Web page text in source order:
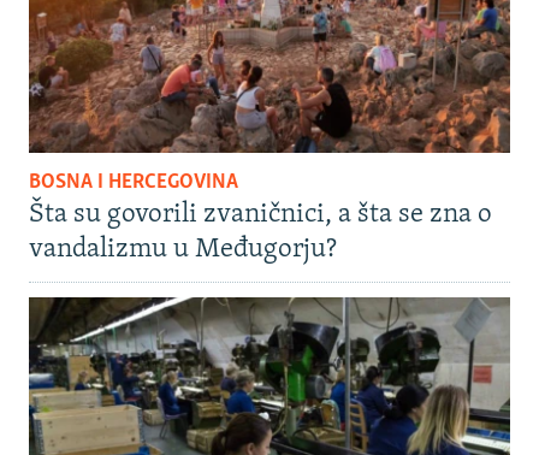
BOSNA I HERCEGOVINA
Šta su govorili zvaničnici, a šta se zna o
vandalizmu u Međugorju?